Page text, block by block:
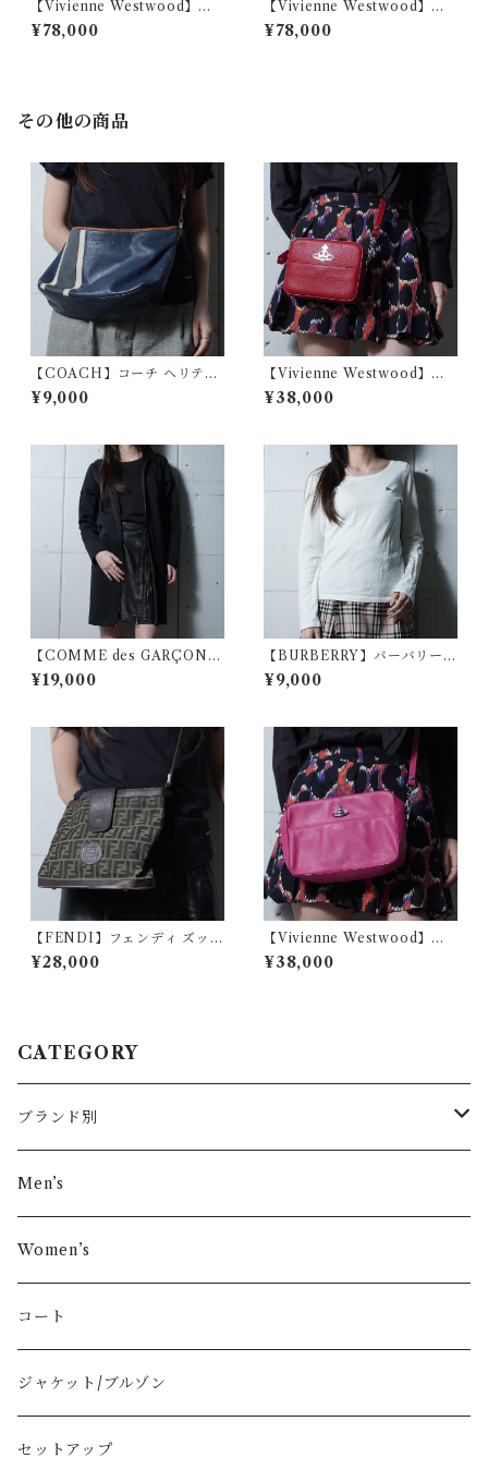
【Vivienne Westwood】ヴ
ィヴィアンウエストウッド ジ
ャケット・スカートセットア
¥78,000
【Vivienne Westwood】ヴ
ィヴィアンウエストウッド オ
ーブロゴボタン パフスリー
¥78,000
その他の商品
【COACH】コーチ ヘリテー
ジストライプレザーショルダ
ーバッグ navy
¥9,000
【Vivienne Westwood】ヴ
ィヴィアンウエストウッド オ
ーブロゴ レザースクエアショ
¥38,000
【COMME des GARÇON
S】コムデギャルソンブラック
フラワーロゴロングパーカー b
¥19,000
【BURBERRY】バーバリー
ホースロゴ刺繍 ロングスリー
ブTシャツ white
¥9,000
【FENDI】フェンディ ズッカ
柄レザー・キャンパスショル
ダーバッグ brown
¥28,000
【Vivienne Westwood】ヴ
ィヴィアンウエストウッド オ
ーブロゴ レザースクエアショ
¥38,000
CATEGORY
ブランド別
その他ブランド
COMME des GARÇONS
Vivienne Westwood
BURBERRY
PRADA
Men’s
Women’s
コート
ジャケット/ブルゾン
セットアップ